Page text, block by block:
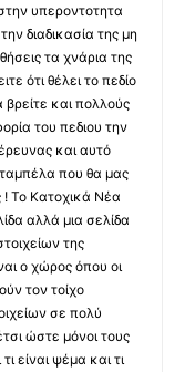
υπεροντοτητα
διαδικασία της μη
τα χνάρια της
ότι θέλει το πεδίο
και πολλούς
του πεδιου την
και αυτό
ταμπέλα που θα μας
Το Κατοχικά Νέα
αλλά μια σελίδα
της
ο χώρος όπου οι
τον τοίχο
σε πολύ
ώστε μόνοι τους
είναι ψέμα και τι